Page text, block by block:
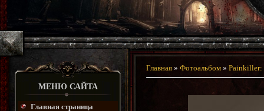
МЕНЮ САЙТА
Главная страница
Главная » Фотоальбом » Painkiller: